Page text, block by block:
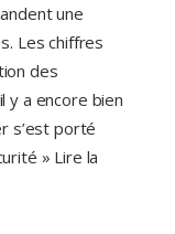
une
Les chiffres
des
y a encore bien
s’est porté
» Lire la